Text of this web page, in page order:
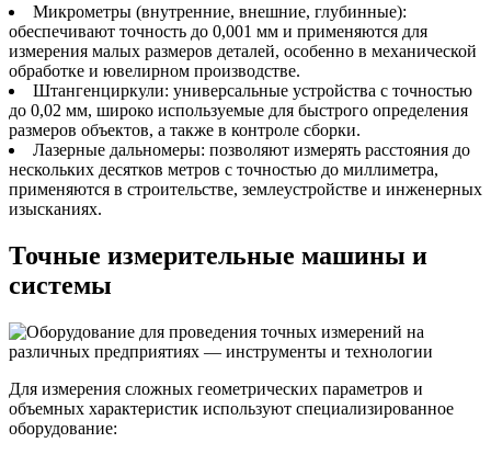
Микрометры (внутренние, внешние, глубинные):
обеспечивают точность до 0,001 мм и применяются для
измерения малых размеров деталей, особенно в механической
обработке и ювелирном производстве.
Штангенциркули: универсальные устройства с точностью
до 0,02 мм, широко используемые для быстрого определения
размеров объектов, а также в контроле сборки.
Лазерные дальномеры: позволяют измерять расстояния до
нескольких десятков метров с точностью до миллиметра,
применяются в строительстве, землеустройстве и инженерных
изысканиях.
Точные измерительные машины и
системы
Для измерения сложных геометрических параметров и
объемных характеристик используют специализированное
оборудование: